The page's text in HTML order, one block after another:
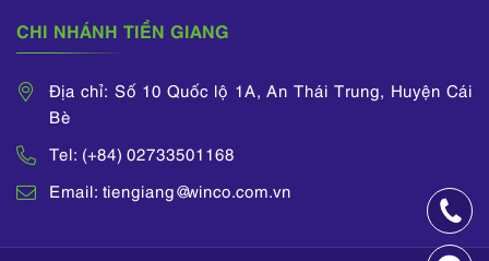
CHI NHÁNH TIỀN GIANG
Địa chỉ: Số 10 Quốc lộ 1A, An Thái Trung, Huyện Cái
Bè
Tel: (+84) 02733501168
Email: tiengiang@winco.com.vn